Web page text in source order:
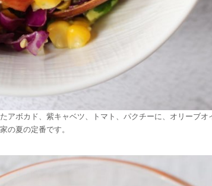
ボカド、紫キャベツ、トマト、パクチーに、オリーブオ
の夏の定番です。